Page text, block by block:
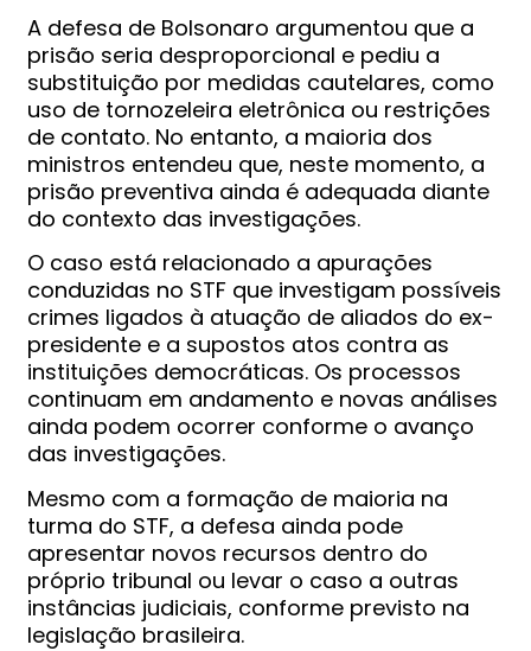
A defesa de Bolsonaro argumentou que a
prisão seria desproporcional e pediu a
substituição por medidas cautelares, como
uso de tornozeleira eletrônica ou restrições
de contato. No entanto, a maioria dos
ministros entendeu que, neste momento, a
prisão preventiva ainda é adequada diante
do contexto das investigações.
O caso está relacionado a apurações
conduzidas no STF que investigam possíveis
crimes ligados à atuação de aliados do ex-
presidente e a supostos atos contra as
instituições democráticas. Os processos
continuam em andamento e novas análises
ainda podem ocorrer conforme o avanço
das investigações.
Mesmo com a formação de maioria na
turma do STF, a defesa ainda pode
apresentar novos recursos dentro do
próprio tribunal ou levar o caso a outras
instâncias judiciais, conforme previsto na
legislação brasileira.